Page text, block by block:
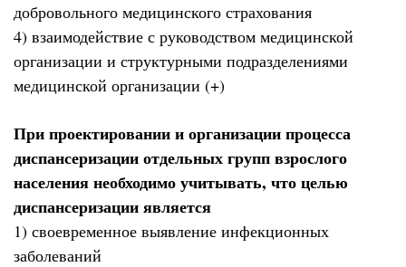
добровольного медицинского страхования
4) взаимодействие с руководством медицинской
организации и структурными подразделениями
медицинской организации (+)
При проектировании и организации процесса
диспансеризации отдельных групп взрослого
населения необходимо учитывать, что целью
диспансеризации является
1) своевременное выявление инфекционных
заболеваний